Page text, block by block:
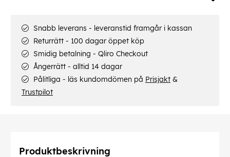
Snabb leverans - leveranstid framgår i kassan
Returrätt - 100 dagar öppet köp
Smidig betalning - Qliro Checkout
Ångerrätt - alltid 14 dagar
Pålitliga - läs kundomdömen på Prisjakt &
Trustpilot
Produktbeskrivning